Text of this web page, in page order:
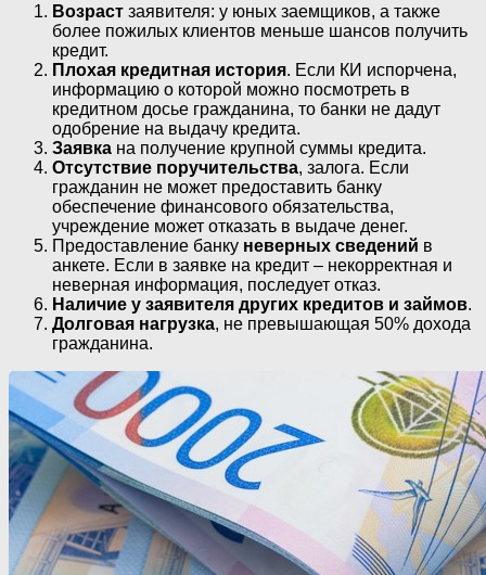
Возраст заявителя: у юных заемщиков, а также
более пожилых клиентов меньше шансов получить
кредит.
Плохая кредитная история. Если КИ испорчена,
информацию о которой можно посмотреть в
кредитном досье гражданина, то банки не дадут
одобрение на выдачу кредита.
Заявка на получение крупной суммы кредита.
Отсутствие поручительства, залога. Если
гражданин не может предоставить банку
обеспечение финансового обязательства,
учреждение может отказать в выдаче денег.
Предоставление банку неверных сведений в
анкете. Если в заявке на кредит – некорректная и
неверная информация, последует отказ.
Наличие у заявителя других кредитов и займов.
Долговая нагрузка, не превышающая 50% дохода
гражданина.